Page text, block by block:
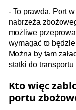
- To prawda. Port
nabrzeża
możliwe
wymagać to
Można by tam
statki do transportu
Kto więc
portu